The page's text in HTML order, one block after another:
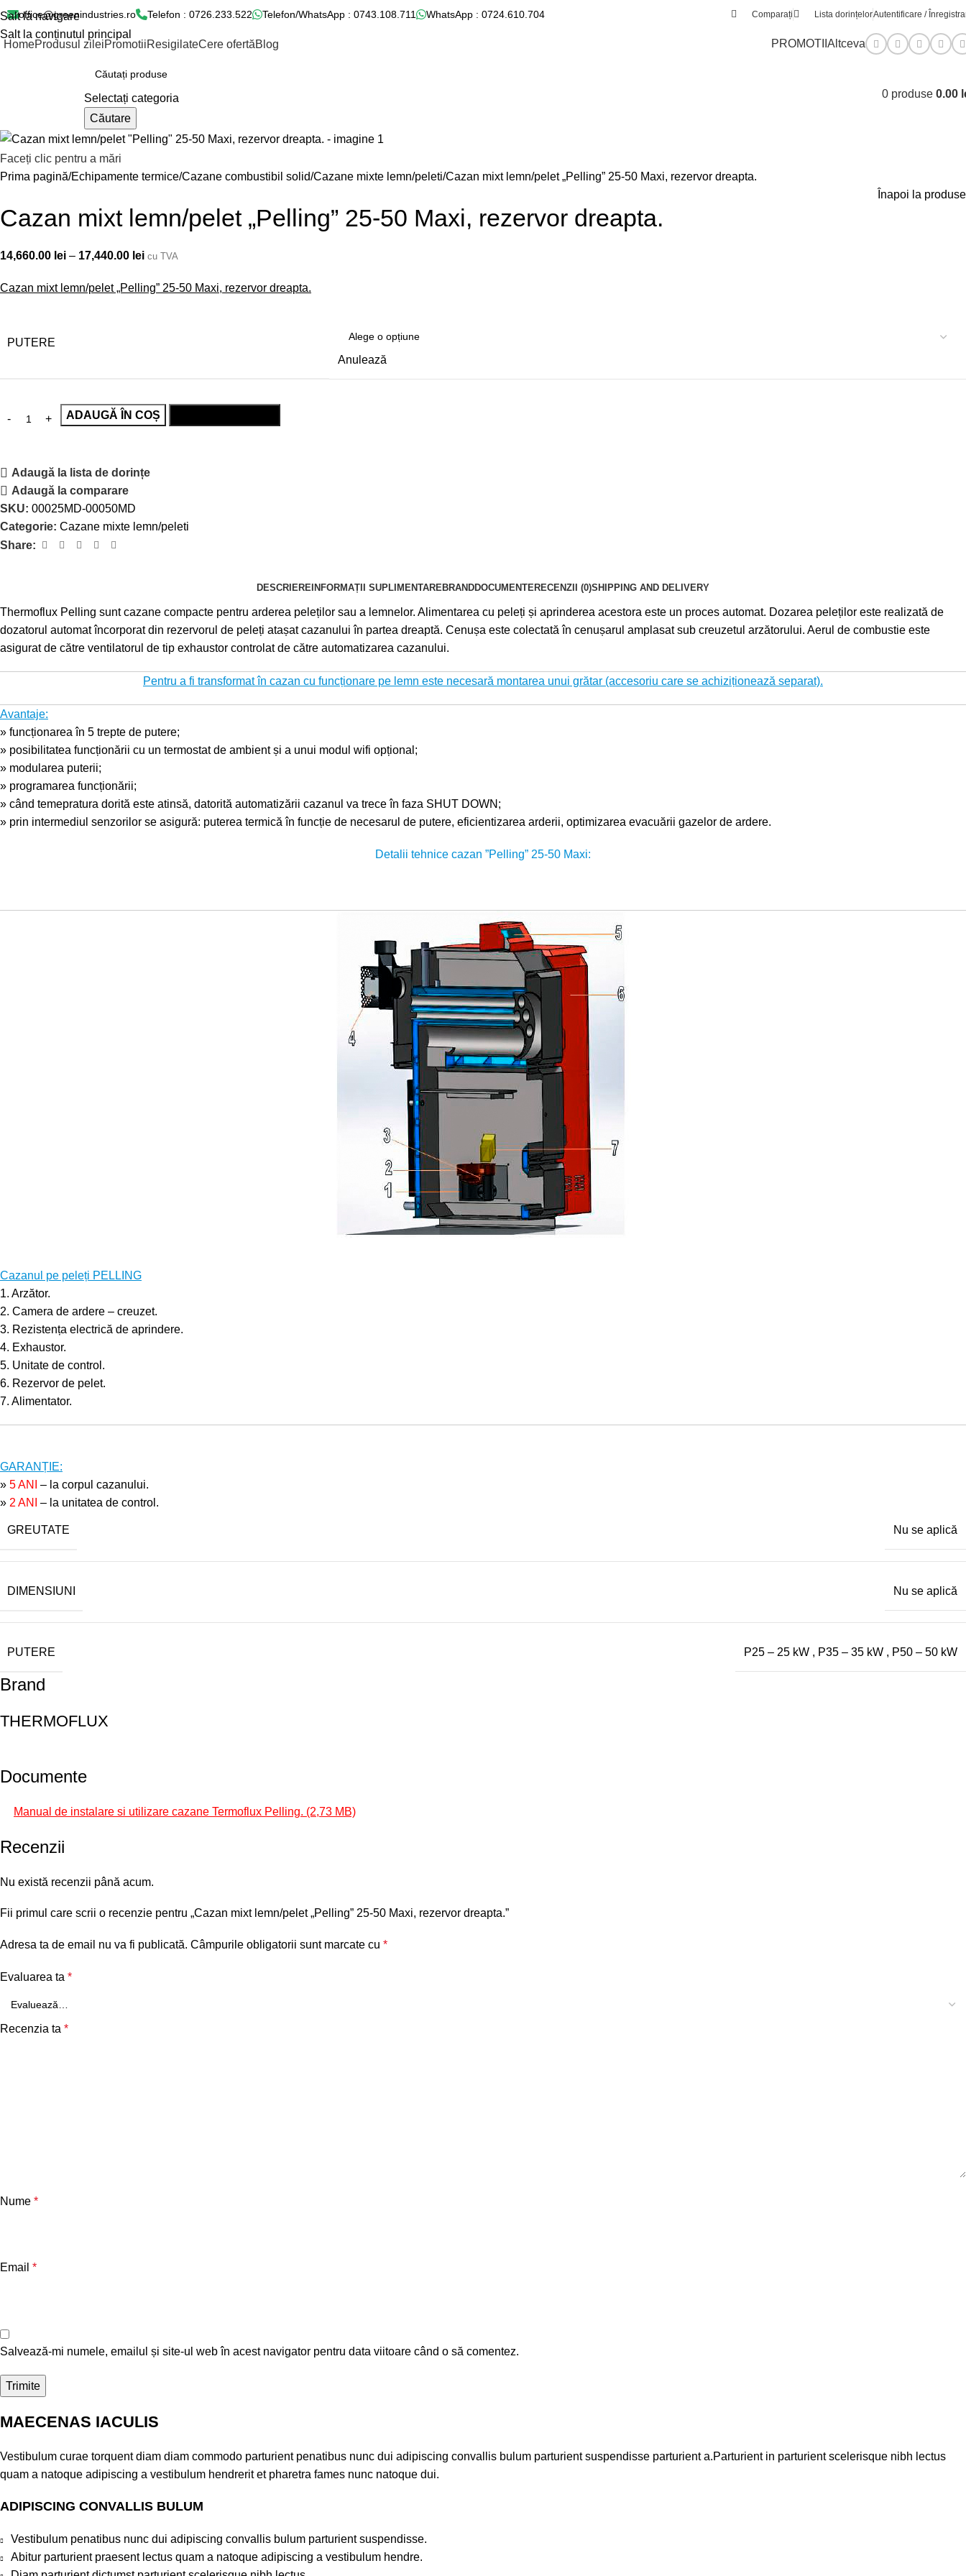
Salt la navigare
Salt la conținutul principal
office@greenindustries.ro Telefon : 0726.233.522 Telefon/WhatsApp : 0743.108.711 WhatsApp : 0724.610.704 Comparați Lista dorințelorAutentificare /
HomeProdusul zileiPromotiiResigilateCere ofertăBlog PROMOTII Altceva
Selectați categoria
Căutare
0 produse 0.00
Faceți clic pentru a mări
Prima pagină Echipamente termice Cazane combustibil solid Cazane mixte lemn/peleti Cazan mixt lemn/pelet „Pelling” 25-50 Maxi, rezervor dreapta.
Înapoi la produse
Cazan mixt lemn/pelet „Pelling” 25-50 Maxi, rezervor dreapta.
14,660.00 lei – 17,440.00 lei cu TVA
Cazan mixt lemn/pelet „Pelling” 25-50 Maxi, rezervor dreapta.
PUTERE
Anulează
ADAUGĂ ÎN COȘ
Adaugă la lista de dorințe
Adaugă la comparare
SKU: 00025MD-00050MD
Categorie: Cazane mixte lemn/peleti
Share:
DESCRIERE INFORMAȚII SUPLIMENTAREBRANDDOCUMENTERECENZII (0)SHIPPING AND DELIVERY
Thermoflux Pelling sunt cazane compacte pentru arderea peleților sau a lemnelor. Alimentarea cu peleți și aprinderea acestora este un proces automat. Dozarea peleților este realizată de
dozatorul automat încorporat din rezervorul de peleți atașat cazanului în partea dreaptă. Cenușa este colectată în cenușarul amplasat sub creuzetul arzătorului. Aerul de combustie este
asigurat de către ventilatorul de tip exhaustor controlat de către automatizarea cazanului.
Pentru a fi transformat în cazan cu funcționare pe lemn este necesară montarea unui grătar (accesoriu care se achiziționează separat).
Avantaje:
» funcționarea în 5 trepte de putere;
» posibilitatea funcționării cu un termostat de ambient și a unui modul wifi opțional;
» modularea puterii;
» programarea funcționării;
» când temepratura dorită este atinsă, datorită automatizării cazanul va trece în faza SHUT DOWN;
» prin intermediul senzorilor se asigură: puterea termică în funcție de necesarul de putere, eficientizarea arderii, optimizarea evacuării gazelor de ardere.
Detalii tehnice cazan ”Pelling” 25-50 Maxi:
Cazanul pe peleți PELLING
1. Arzător.
2. Camera de ardere – creuzet.
3. Rezistența electrică de aprindere.
4. Exhaustor.
5. Unitate de control.
6. Rezervor de pelet.
7. Alimentator.
GARANȚIE:
» 5 ANI
– la corpul cazanului.
» 2 ANI – la unitatea de control.
GREUTATE Nu se aplică
DIMENSIUNI Nu se aplică
PUTERE P25 – 25 kW , P35 – 35 kW , P50 – 50 kW
Brand
THERMOFLUX
Documente
Manual de instalare si utilizare cazane Termoflux Pelling.
Recenzii
Nu există recenzii până acum.
Fii primul care scrii o recenzie pentru „Cazan mixt lemn/pelet „Pelling” 25-50 Maxi, rezervor dreapta.”
Adresa ta de email nu va fi publicată. Câmpurile obligatorii sunt marcate cu *
Evaluarea ta *
Recenzia ta *
Nume *
Email *
Salvează-mi numele, emailul și site-ul web în acest navigator pentru data viitoare când o să comentez.
MAECENAS IACULIS
Vestibulum curae torquent diam diam commodo parturient penatibus nunc dui adipiscing convallis bulum parturient suspendisse parturient a.Parturient in parturient scelerisque nibh lectus
quam a natoque adipiscing a vestibulum hendrerit et pharetra fames nunc natoque dui.
ADIPISCING CONVALLIS BULUM
Vestibulum penatibus nunc dui adipiscing convallis bulum parturient suspendisse.
Abitur parturient praesent lectus quam a natoque adipiscing a vestibulum hendre.